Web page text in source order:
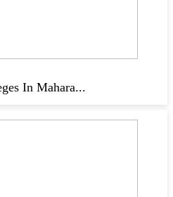
In Mahara...